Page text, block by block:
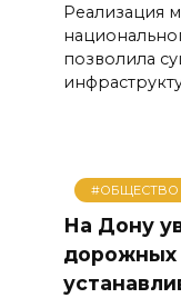
Реализация
позволила
#ОБЩЕСТВО
На Дону
дорожных